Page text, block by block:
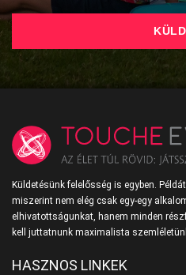
Küldetésünk felelősség is egyben.
miszerint nem elég csak egy-egy
elhivatottságunkat, hanem minden
kell juttatnunk maximalista
HASZNOS LINKEK